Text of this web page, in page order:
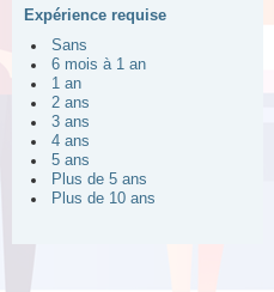
Expérience requise
Sans
6 mois à 1 an
1 an
2 ans
3 ans
4 ans
5 ans
Plus de 5 ans
Plus de 10 ans